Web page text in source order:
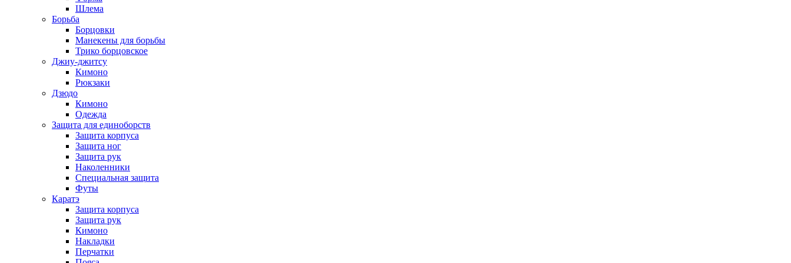
Шлема
Борьба
Борцовки
Манекены для борьбы
Трико борцовское
Джиу-джитсу
Кимоно
Рюкзаки
Дзюдо
Кимоно
Одежда
Защита для единоборств
Защита корпуса
Защита ног
Защита рук
Наколенники
Специальная защита
Футы
Каратэ
Защита корпуса
Защита рук
Кимоно
Накладки
Перчатки